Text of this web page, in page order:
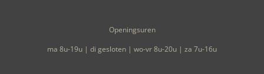
Openingsuren
ma 8u-19u | di gesloten | wo-vr 8u-20u | za 7u-16u